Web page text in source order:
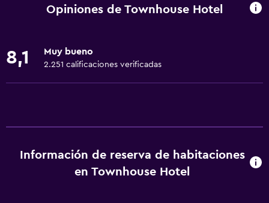
Artículos de aseo gratis
Aire acondicionado
Opiniones de Townhouse Hotel
8,1 Muy bueno
2.251 calificaciones verificadas
Información de reserva de habitaciones
en Townhouse Hotel